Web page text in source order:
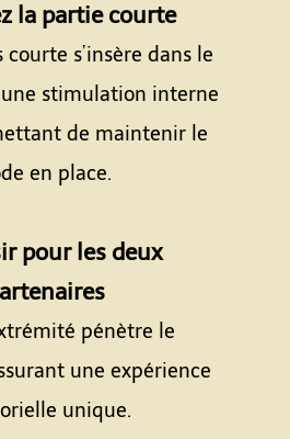
la partie courte
s’insère dans le
stimulation interne
de maintenir le
en place.
pour les deux
pénètre le
une expérience
unique.